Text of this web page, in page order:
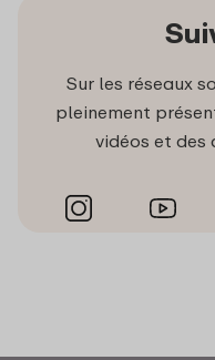
Sur les réseaux
pleinement
vidéos et des